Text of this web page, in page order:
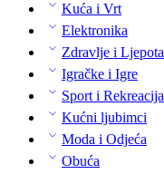
Kuća i Vrt
Elektronika
Zdravlje i Ljepota
Igračke i Igre
Sport i Rekreacija
Kućni ljubimci
Moda i Odjeća
Obuća